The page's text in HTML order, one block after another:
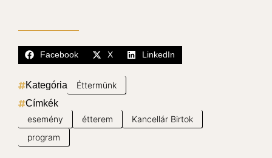
Facebook X LinkedIn
Kategória
Éttermünk
Címkék
esemény
étterem
Kancellár Birtok
program